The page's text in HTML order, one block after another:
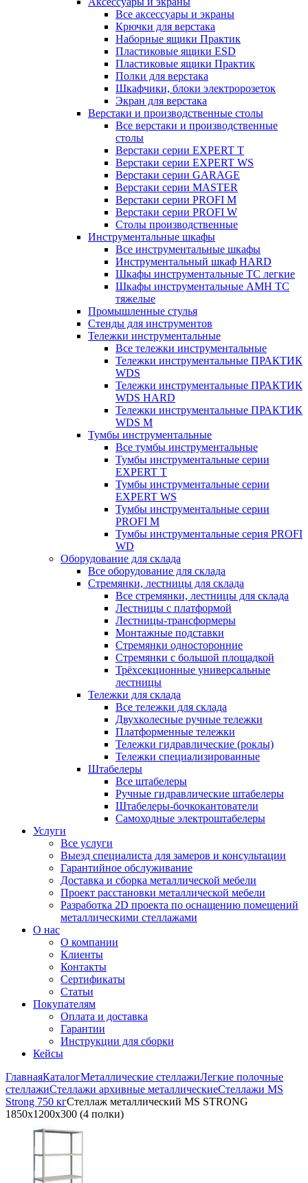
Все аксессуары и экраны
Крючки для верстака
Наборные ящики Практик
Пластиковые ящики ESD
Пластиковые ящики Практик
Полки для верстака
Шкафчики, блоки электророзеток
Экран для верстака
Верстаки и производственные столы
Все верстаки и производственные
столы
Верстаки серии EXPERT T
Верстаки серии EXPERT WS
Верстаки серии GARAGE
Верстаки серии MASTER
Верстаки серии PROFI M
Верстаки серии PROFI W
Столы производственные
Инструментальные шкафы
Все инструментальные шкафы
Инструментальный шкаф HARD
Шкафы инструментальные ТС легкие
Шкафы инструментальные AMH TC
тяжелые
Промышленные стулья
Стенды для инструментов
Тележки инструментальные
Все тележки инструментальные
Тележки инструментальные ПРАКТИК
WDS
Тележки инструментальные ПРАКТИК
WDS HARD
Тележки инструментальные ПРАКТИК
WDS M
Тумбы инструментальные
Все тумбы инструментальные
Тумбы инструментальные серии
EXPERT T
Тумбы инструментальные серии
EXPERT WS
Тумбы инструментальные серии
PROFI M
Тумбы инструментальные серия PROFI
WD
Оборудование для склада
Все оборудование для склада
Стремянки, лестницы для склада
Все стремянки, лестницы для склада
Лестницы с платформой
Лестницы-трансформеры
Монтажные подставки
Стремянки односторонние
Стремянки с большой площадкой
Трёхсекционные универсальные
лестницы
Тележки для склада
Все тележки для склада
Двухколесные ручные тележки
Платформенные тележки
Тележки гидравлические (роклы)
Тележки специализированные
Штабелеры
Все штабелеры
Ручные гидравлические штабелеры
Штабелеры-бочкокантователи
Самоходные электроштабелеры
Услуги
Все услуги
Выезд специалиста для замеров и консультации
Гарантийное обслуживание
Доставка и сборка металлической мебели
Проект расстановки металлической мебели
Разработка 2D проекта по оснащению помещений
металлическими стеллажами
О нас
О компании
Клиенты
Контакты
Сертификаты
Статьи
Покупателям
Оплата и доставка
Гарантии
Инструкции для сборки
Кейсы
ГлавнаяКаталогМеталлические стеллажиЛегкие полочные
стеллажиСтеллажи архивные металлическиеСтеллажи MS
Strong 750 кгСтеллаж металлический MS STRONG
1850x1200x300 (4 полки)